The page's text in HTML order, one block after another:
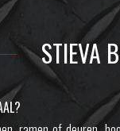
STIEVA